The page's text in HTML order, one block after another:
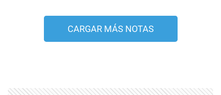
CARGAR MÁS NOTAS